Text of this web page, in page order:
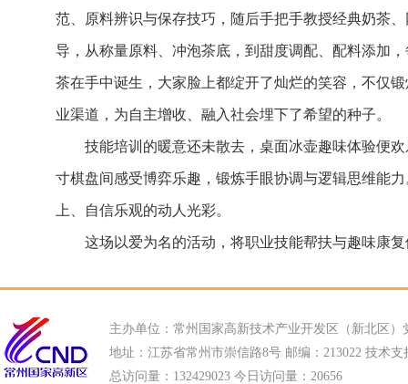
范、原料辨识与保存技巧，随后手把手教授经典奶茶
导，从称量原料、冲泡茶底，到甜度调配、配料添加
茶在手中诞生，大家脸上都绽开了灿烂的笑容，不仅
业渠道，为自主增收、融入社会埋下了希望的种子。
技能培训的暖意还未散去，桌面冰壶趣味体验便
寸棋盘间感受博弈乐趣，锻炼手眼协调与逻辑思维能
上、自信乐观的动人光彩。
这场以爱为名的活动，将职业技能帮扶与趣味康
主办单位：常州国家高新技术产业开发区（新北区）
地址：江苏省常州市崇信路8号 邮编：213022 技术支
总访问量： 132429023 今日访问量： 20656